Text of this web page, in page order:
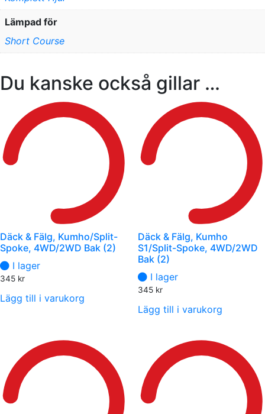
Lämpad för
Short Course
Du kanske också gillar …
Däck & Fälg, Kumho/Split-
Spoke, 4WD/2WD Bak (2)
I lager
345 kr
Lägg till i varukorg
Däck & Fälg, Kumho
S1/Split-Spoke, 4WD/2WD
Bak (2)
I lager
345 kr
Lägg till i varukorg